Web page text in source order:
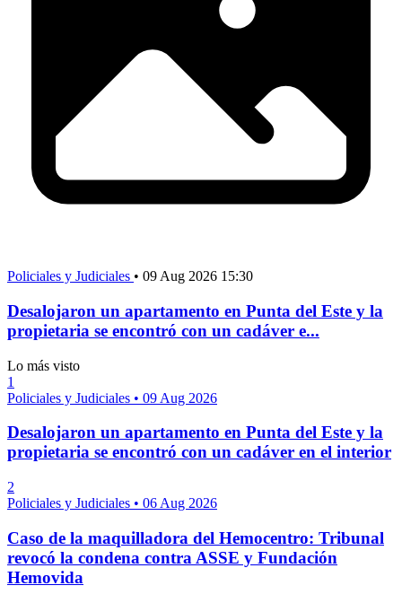
Policiales y Judiciales • 09 Aug 2026 15:30
Desalojaron un apartamento en Punta del Este y la
propietaria se encontró con un cadáver e...
Lo más visto
1
Policiales y Judiciales • 09 Aug 2026
Desalojaron un apartamento en Punta del Este y la
propietaria se encontró con un cadáver en el interior
2
Policiales y Judiciales • 06 Aug 2026
Caso de la maquilladora del Hemocentro: Tribunal
revocó la condena contra ASSE y Fundación
Hemovida